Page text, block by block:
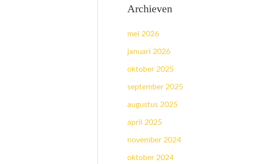
Archieven
mei 2026
januari 2026
oktober 2025
september 2025
augustus 2025
april 2025
november 2024
oktober 2024